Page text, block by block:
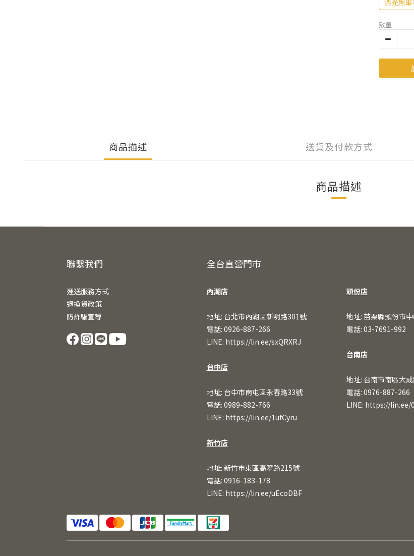
消光黑
數量
商品描述 送貨及付款方式
商品描述
聯繫我們
運送服務方式
退換貨政策
防詐騙宣導
全台直營門市
內湖店
地址: 台北市內湖區新明路301號
電話: 0926-887-266
LINE: https://lin.ee/sxQRXRJ
台中店
地址: 台中市南屯區永春路33號
電話: 0989-882-766
LINE: https://lin.ee/1ufCyru
新竹店
地址: 新竹市東區高翠路215號
電話: 0916-183-178
LINE: https://lin.ee/uEcoDBF
頭份店
地址: 苗栗縣頭份市
電話: 03-7691-992
台南店
地址: 台南市南區大
電話: 0976-887-266
LINE: https://lin.ee/